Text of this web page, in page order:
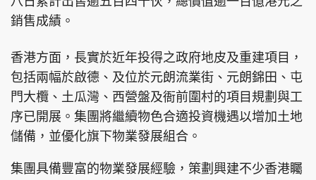
銷售成績。
香港方面，長實於近年投得之政府地皮及重建項目，
包括兩幅於啟德、及位於元朗流業街、元朗錦田、屯
門大欖、土瓜灣、西營盤及衙前圍村的項目規劃與工
序已開展。集團將繼續物色合適投資機遇以增加土地
儲備，並優化旗下物業發展組合。
集團具備豐富的物業發展經驗，策劃興建不少香港矚